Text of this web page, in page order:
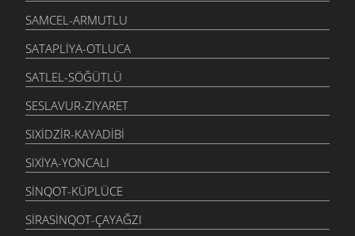
SAMCEL-ARMUTLU
SATAPLIYA-OTLUCA
SATLEL-SÖĞÜTLÜ
SESLAVUR-ZIYARET
SIXIDZIR-KAYADIBI
SIXIYA-YONCALI
SINQOT-KÜPLÜCE
SIRASINQOT-ÇAYAĞZI